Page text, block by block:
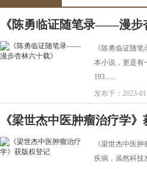
《陈勇临证随笔录——漫步
《陈勇临证随
本小说，更是有
193......
发布于：2023-
《梁世杰中医肿瘤治疗学
《梁世杰中医
疾病，虽然科技